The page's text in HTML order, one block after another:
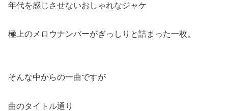
年代を感じさせないおしゃれなジャケ
極上のメロウナンバーがぎっしりと詰まった一枚。
そんな中からの一曲ですが
曲のタイトル通り